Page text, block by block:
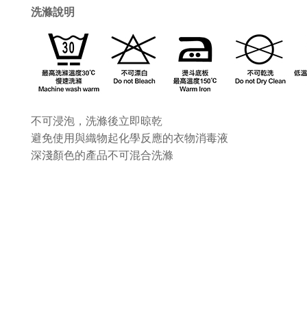
洗滌說明
不可浸泡，洗滌後立即晾乾
避免使用與織物起化學反應的衣物消毒液
深淺顏色的產品不可混合洗滌